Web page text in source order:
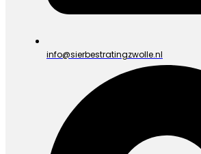
info@sierbestratingzwolle.nl